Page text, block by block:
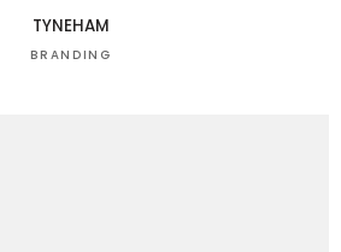
TYNEHAM
BRANDING